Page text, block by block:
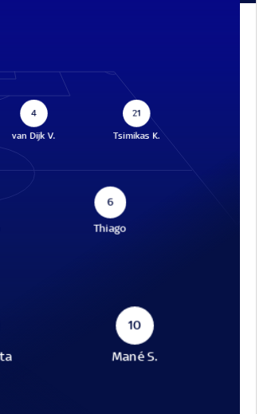
4
van Dijk V.
21
Tsimikas K.
6
Thiago
10
Mané S.